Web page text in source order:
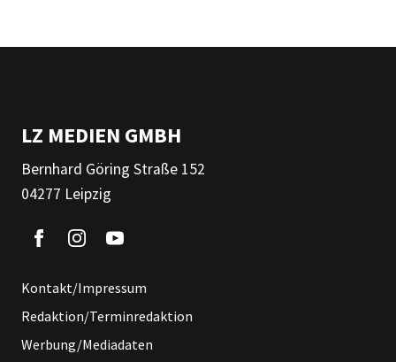
LZ MEDIEN GMBH
Bernhard Göring Straße 152
04277 Leipzig
Kontakt/Impressum
Redaktion/Terminredaktion
Werbung/Mediadaten